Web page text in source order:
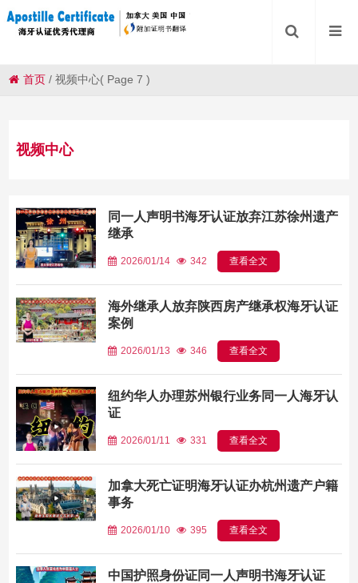
首页 /视频中心( Page 7 )
视频中心
同一人声明书海牙认证放弃江苏徐州遗产
继承
2026/01/14 342 查看全文
海外继承人放弃陕西房产继承权海牙认证
案例
2026/01/13 346 查看全文
纽约华人办理苏州银行业务同一人海牙认
证
2026/01/11 331 查看全文
加拿大死亡证明海牙认证办杭州遗产户籍
事务
2026/01/10 395 查看全文
中国护照身份证同一人声明书海牙认证